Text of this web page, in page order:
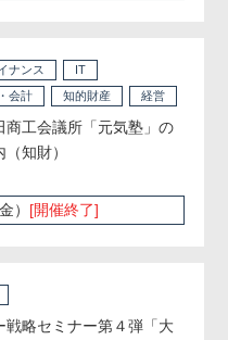
ナンス
IT
会計
知的財産 経営
商工会議所「元気塾」の
（知財）
） [開催終了]
戦略セミナー第４弾「大